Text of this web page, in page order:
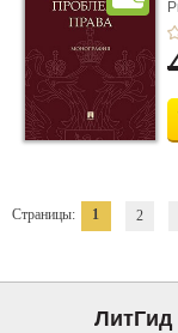
Страницы: 1 2
ЛитГид